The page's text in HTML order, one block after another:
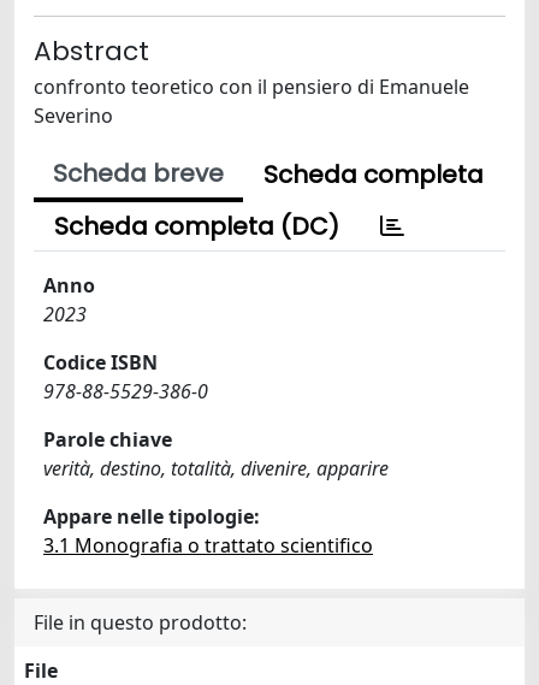
Abstract
confronto teoretico con il pensiero di Emanuele
Severino
Scheda breve
Scheda completa
Scheda completa (DC)
Anno
2023
Codice ISBN
978-88-5529-386-0
Parole chiave
verità, destino, totalità, divenire, apparire
Appare nelle tipologie:
3.1 Monografia o trattato scientifico
File in questo prodotto:
File